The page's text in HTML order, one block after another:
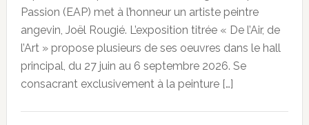
Passion (EAP) met à l’honneur un artiste peintre
angevin, Joël Rougié. L’exposition titrée « De l’Air, de
l’Art » propose plusieurs de ses oeuvres dans le hall
principal, du 27 juin au 6 septembre 2026. Se
consacrant exclusivement à la peinture […]